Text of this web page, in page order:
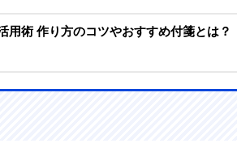
用術 作り方のコツやおすすめ付箋とは？